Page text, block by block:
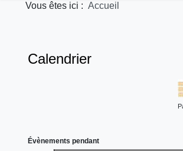
Vous êtes ici : Accueil
Calendrier
Évènements pendant